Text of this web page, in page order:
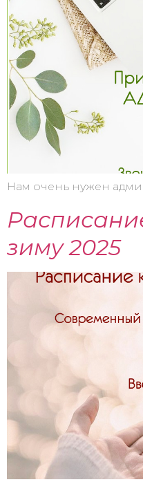
Нам очень нужен
зиму 2025